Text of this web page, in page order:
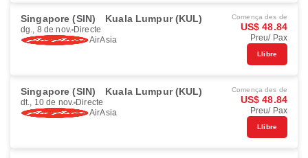
Singapore (SIN) Kuala Lumpur (KUL)
dg., 8 de nov. Directe
AirAsia
Comença des de
US$ 48.84
Preu/ Pax
Llibre
Singapore (SIN) Kuala Lumpur (KUL)
dt., 10 de nov. Directe
AirAsia
Comença des de
US$ 48.84
Preu/ Pax
Llibre